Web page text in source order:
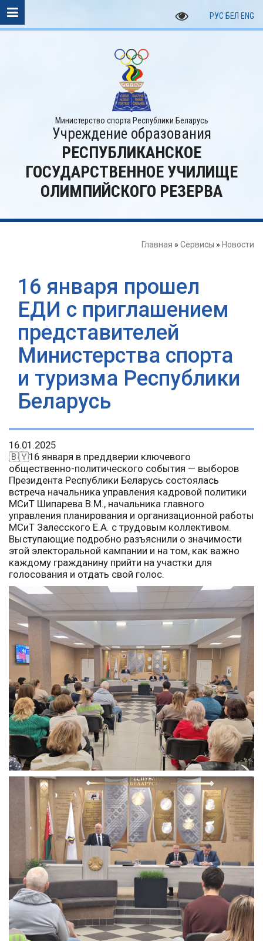
РУС БЕЛ ENG
Министерство спорта Республики Беларусь
Учреждение образования
РЕСПУБЛИКАНСКОЕ
ГОСУДАРСТВЕННОЕ УЧИЛИЩЕ
ОЛИМПИЙСКОГО РЕЗЕРВА
Главная » Сервисы » Новости
16 января прошел
ЕДИ с приглашением
представителей
Министерства спорта
и туризма Республики
Беларусь
16.01.2025
🇧🇾16 января в преддверии ключевого
общественно-политического события — выборов
Президента Республики Беларусь состоялась
встреча начальника управления кадровой политики
МСиТ Шипарева В.М., начальника главного
управления планирования и организационной работы
МСиТ Залесского Е.А. с трудовым коллективом.
Выступающие подробно разъяснили о значимости
этой электоральной кампании и на том, как важно
каждому гражданину прийти на участки для
голосования и отдать свой голос.